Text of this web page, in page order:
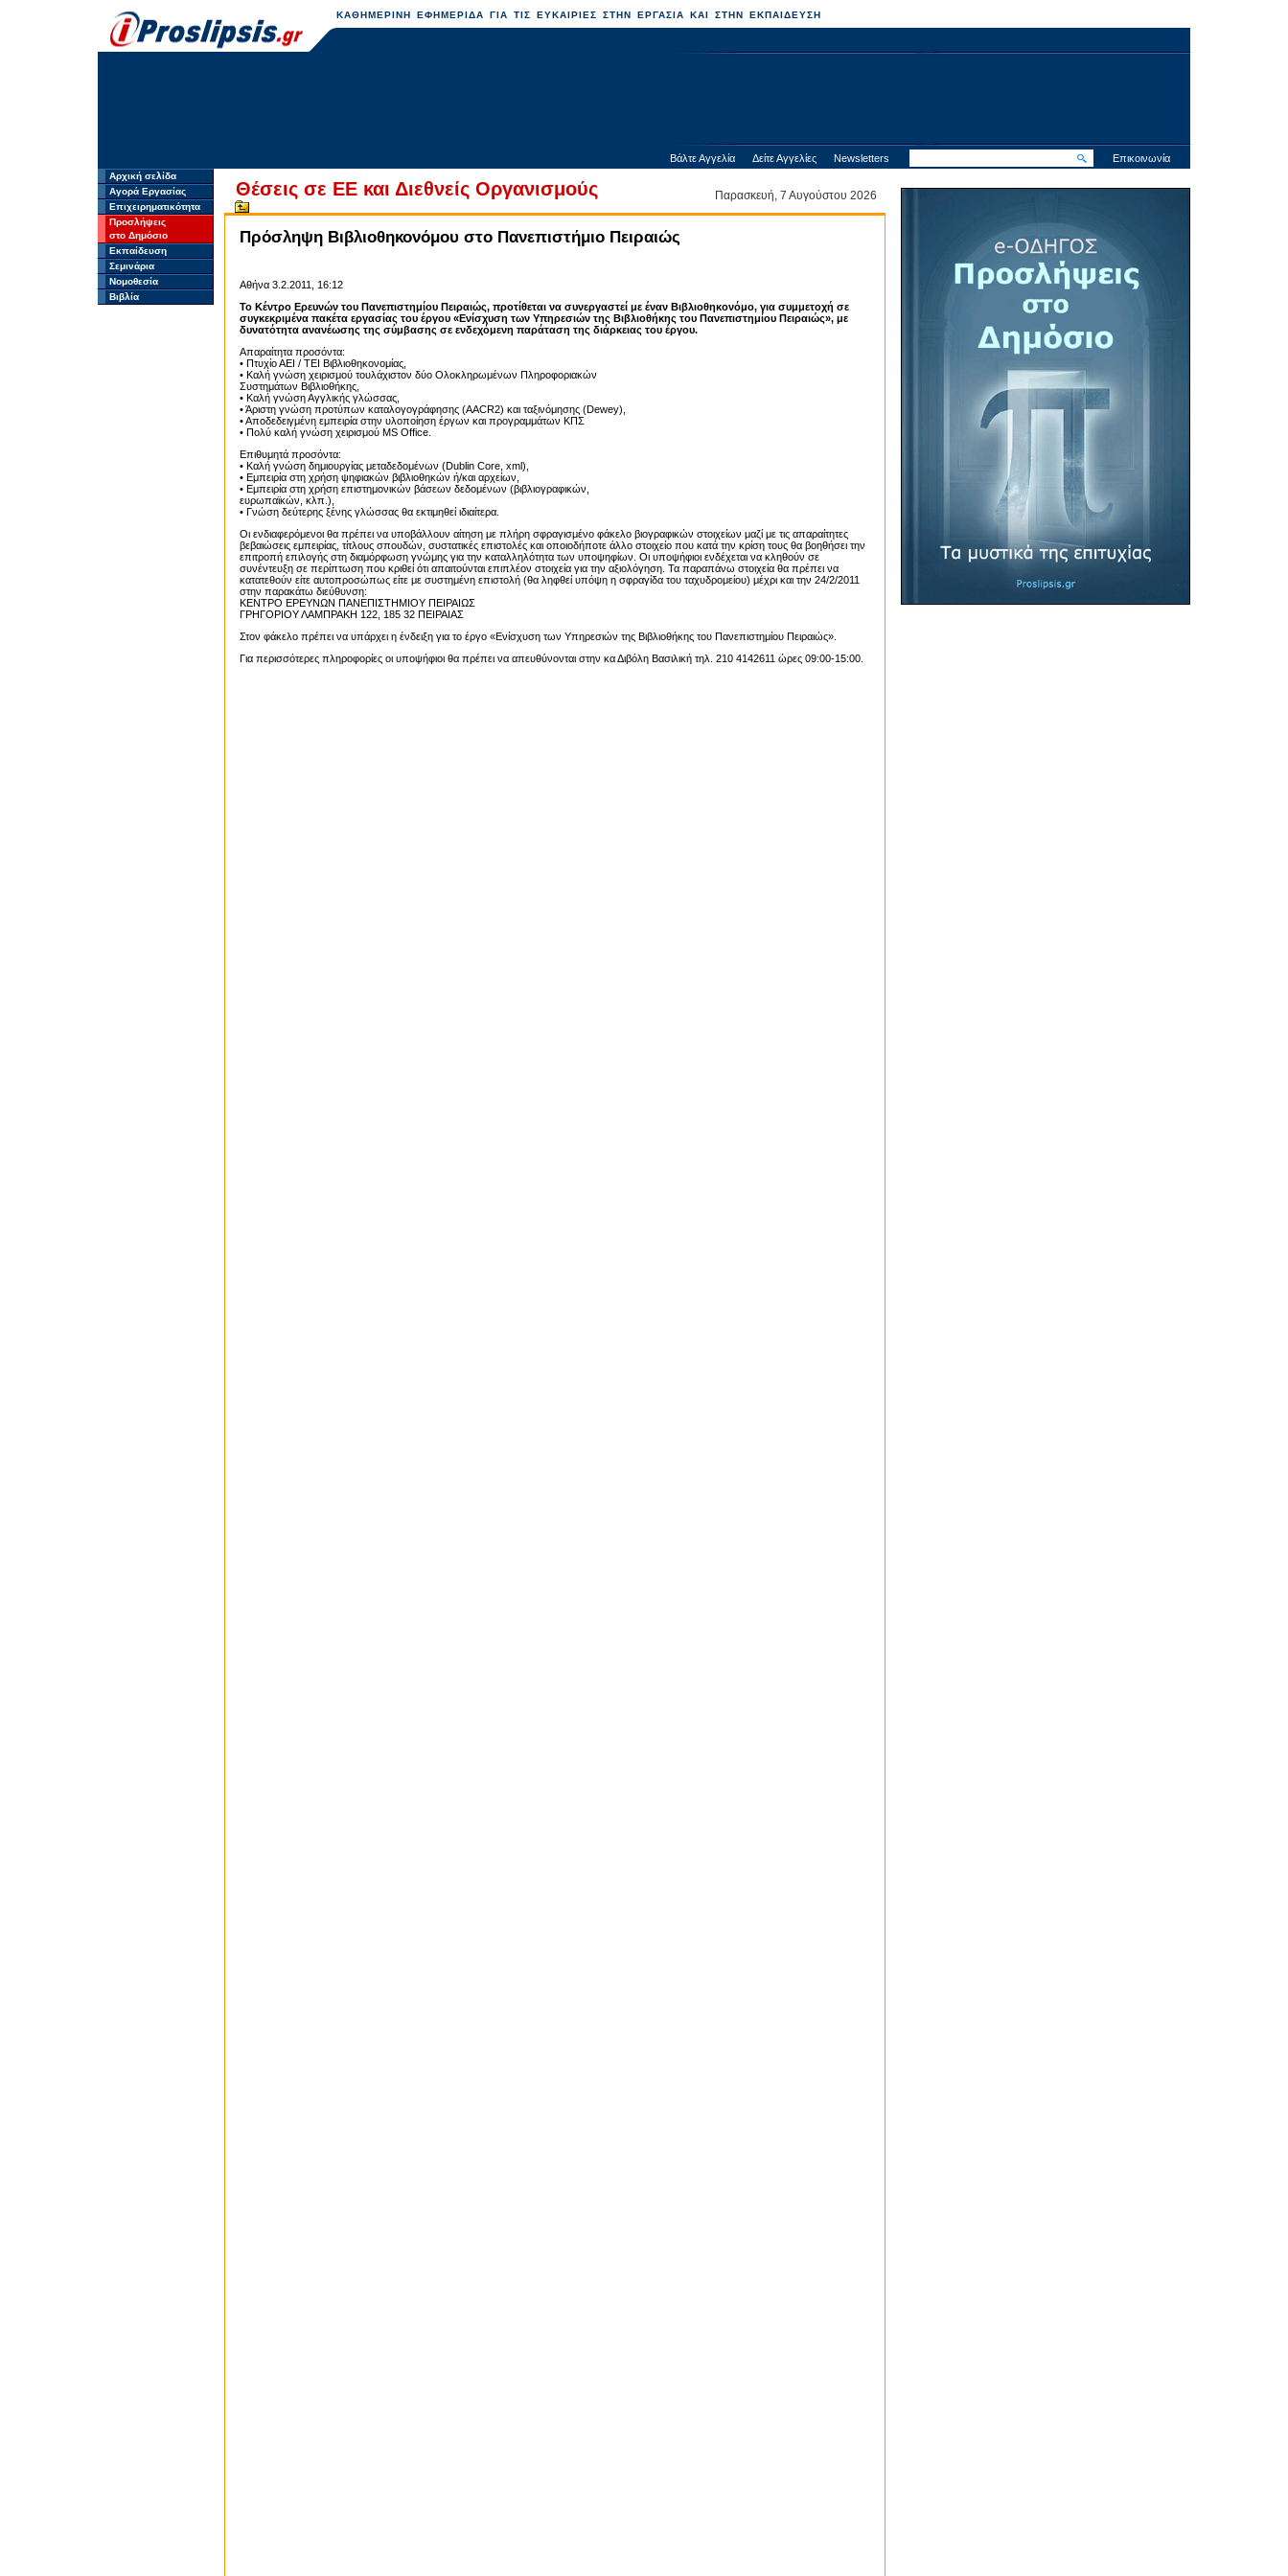
ΚΑΘΗΜΕΡΙΝΗ ΕΦΗΜΕΡΙΔΑ ΓΙΑ ΤΙΣ ΕΥΚΑΙΡΙΕΣ ΣΤΗΝ ΕΡΓΑΣΙΑ ΚΑΙ ΣΤΗΝ ΕΚΠΑΙΔΕΥΣΗ
Βάλτε Αγγελία Δείτε Αγγελίες Newsletters Επικοινωνία
Αρχική σελίδα
Αγορά Εργασίας
Επιχειρηματικότητα
Προσλήψεις
στο Δημόσιο
Εκπαίδευση
Σεμινάρια
Νομοθεσία
Βιβλία
Θέσεις σε ΕΕ και Διεθνείς Οργανισμούς Παρασκευή, 7 Αυγούστου 2026
Πρόσληψη Βιβλιοθηκονόμου στο Πανεπιστήμιο Πειραιώς
Αθήνα 3.2.2011, 16:12
Το Κέντρο Ερευνών του Πανεπιστημίου Πειραιώς, προτίθεται να συνεργαστεί με έναν Βιβλιοθηκονόμο, για συμμετοχή σε
συγκεκριμένα πακέτα εργασίας του έργου «Ενίσχυση των Υπηρεσιών της Βιβλιοθήκης του Πανεπιστημίου Πειραιώς», με
δυνατότητα ανανέωσης της σύμβασης σε ενδεχόμενη παράταση της διάρκειας του έργου.
Απαραίτητα προσόντα:
• Πτυχίο ΑΕΙ / ΤΕΙ Βιβλιοθηκονομίας,
• Καλή γνώση χειρισμού τουλάχιστον δύο Ολοκληρωμένων Πληροφοριακών
Συστημάτων Βιβλιοθήκης,
• Καλή γνώση Αγγλικής γλώσσας,
• Άριστη γνώση προτύπων καταλογογράφησης (AACR2) και ταξινόμησης (Dewey),
• Αποδεδειγμένη εμπειρία στην υλοποίηση έργων και προγραμμάτων ΚΠΣ
• Πολύ καλή γνώση χειρισμού MS Office.
Επιθυμητά προσόντα:
• Καλή γνώση δημιουργίας μεταδεδομένων (Dublin Core, xml),
• Εμπειρία στη χρήση ψηφιακών βιβλιοθηκών ή/και αρχείων,
• Εμπειρία στη χρήση επιστημονικών βάσεων δεδομένων (βιβλιογραφικών,
ευρωπαϊκών, κλπ.),
• Γνώση δεύτερης ξένης γλώσσας θα εκτιμηθεί ιδιαίτερα.
Οι ενδιαφερόμενοι θα πρέπει να υποβάλλουν αίτηση με πλήρη σφραγισμένο φάκελο βιογραφικών στοιχείων μαζί με τις απαραίτητες
βεβαιώσεις εμπειρίας, τίτλους σπουδών, συστατικές επιστολές και οποιοδήποτε άλλο στοιχείο που κατά την κρίση τους θα βοηθήσει την
επιτροπή επιλογής στη διαμόρφωση γνώμης για την καταλληλότητα των υποψηφίων. Οι υποψήφιοι ενδέχεται να κληθούν σε
συνέντευξη σε περίπτωση που κριθεί ότι απαιτούνται επιπλέον στοιχεία για την αξιολόγηση. Τα παραπάνω στοιχεία θα πρέπει να
κατατεθούν είτε αυτοπροσώπως είτε με συστημένη επιστολή (θα ληφθεί υπόψη η σφραγίδα του ταχυδρομείου) μέχρι και την 24/2/2011
στην παρακάτω διεύθυνση:
ΚΕΝΤΡΟ ΕΡΕΥΝΩΝ ΠΑΝΕΠΙΣΤΗΜΙΟΥ ΠΕΙΡΑΙΩΣ
ΓΡΗΓΟΡΙΟΥ ΛΑΜΠΡΑΚΗ 122, 185 32 ΠΕΙΡΑΙΑΣ
Στον φάκελο πρέπει να υπάρχει η ένδειξη για το έργο «Ενίσχυση των Υπηρεσιών της Βιβλιοθήκης του Πανεπιστημίου Πειραιώς».
Για περισσότερες πληροφορίες οι υποψήφιοι θα πρέπει να απευθύνονται στην κα Διβόλη Βασιλική τηλ. 210 4142611 ώρες 09:00-15:00.